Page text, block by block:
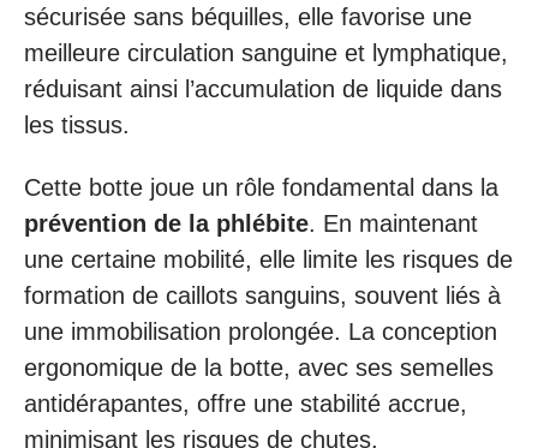
sécurisée sans béquilles, elle favorise une
meilleure circulation sanguine et lymphatique,
réduisant ainsi l’accumulation de liquide dans
les tissus.
Cette botte joue un rôle fondamental dans la
prévention de la phlébite. En maintenant
une certaine mobilité, elle limite les risques de
formation de caillots sanguins, souvent liés à
une immobilisation prolongée. La conception
ergonomique de la botte, avec ses semelles
antidérapantes, offre une stabilité accrue,
minimisant les risques de chutes.